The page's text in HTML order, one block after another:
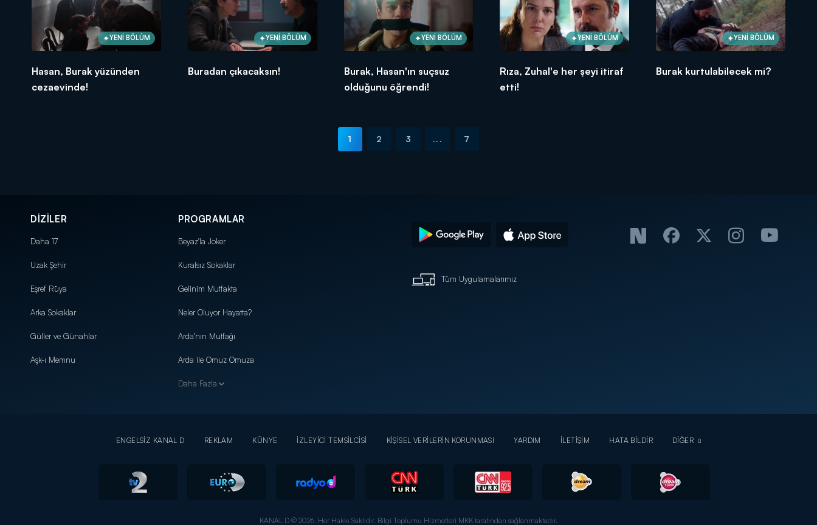
YENİ BÖLÜM
Hasan, Burak yüzünden
cezaevinde!
YENİ BÖLÜM
Buradan çıkacaksın!
YENİ BÖLÜM
Burak, Hasan'ın suçsuz
olduğunu öğrendi!
YENİ BÖLÜM
Rıza, Zuhal'e her şeyi itiraf
etti!
YENİ BÖLÜM
Burak kurtulabilecek mi?
1 2 3 ... 7
DİZİLER
Daha 17
Uzak Şehir
Eşref Rüya
Arka Sokaklar
Güller ve Günahlar
Aşk-ı Memnu
PROGRAMLAR
Beyaz'la Joker
Kuralsız Sokaklar
Gelinim Mutfakta
Neler Oluyor Hayatta?
Arda'nın Mutfağı
Arda ile Omuz Omuza
Daha Fazla
Tüm Uygulamalarımız
ENGELSİZ KANAL D REKLAM KÜNYE İZLEYİCİ TEMSİLCİSİ KİŞİSEL VERİLERİN KORUNMASI YARDIM İLETİŞİM HATA BİLDİR DİĞER
KANAL D © 2026. Her Hakkı Saklıdır. Bilgi Toplumu Hizmetleri MKK tarafından sağlanmaktadır.